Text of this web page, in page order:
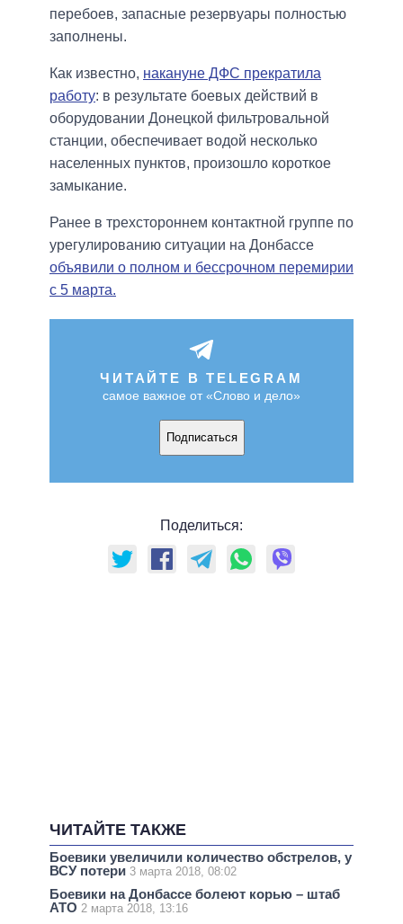
перебоев, запасные резервуары полностью
заполнены.
Как известно, накануне ДФС прекратила
работу: в результате боевых действий в
оборудовании Донецкой фильтровальной
станции, обеспечивает водой несколько
населенных пунктов, произошло короткое
замыкание.
Ранее в трехстороннем контактной группе по
урегулированию ситуации на Донбассе
объявили о полном и бессрочном перемирии
с 5 марта.
ЧИТАЙТЕ В TELEGRAM
самое важное от «Слово и дело»
Подписаться
Поделиться:
ЧИТАЙТЕ ТАКЖЕ
Боевики увеличили количество обстрелов, у
ВСУ потери 3 марта 2018, 08:02
Боевики на Донбассе болеют корью – штаб
АТО 2 марта 2018, 13:16